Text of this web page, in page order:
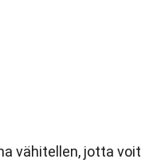
vähitellen, jotta voit